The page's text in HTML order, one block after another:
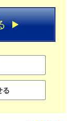
る